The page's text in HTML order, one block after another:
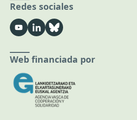
Redes sociales
Web financiada por